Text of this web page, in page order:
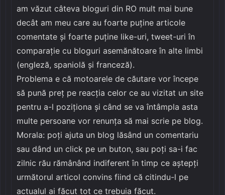
am văzut câteva bloguri din RO mult mai bune
decât am meu care au foarte puține articole
comentate și foarte puține like-uri, tweet-uri în
comparație cu bloguri asemănătoare în alte limbi
(engleză, spaniolă și franceză).
Problema e că motoarele de căutare vor începe
să pună preț pe reacția celor ce au vizitat un site
pentru a-l poziționa și când se va întâmpla asta
multe persoane vor renunța să mai scrie pe blog.
Morala: poți ajuta un blog lăsând un comentariu
sau dând un click pe un buton, sau poți sa-i fac
zilnic rău rămânând indiferent în timp ce aștepți
următorul articol convins fiind că citindu-l pe
actualul ai făcut tot ce trebuia făcut.